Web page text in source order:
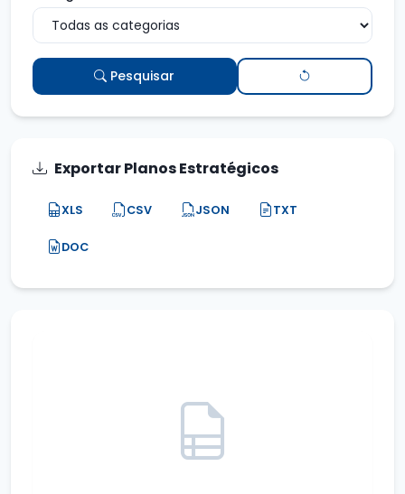
Pesquisar
Exportar Planos Estratégicos
XLS CSV JSON TXT
DOC